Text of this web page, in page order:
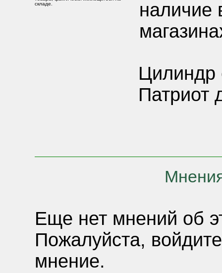
складе.
наличие
Цилиндр
Патриот
Еще нет мнений об
Пожалуйста,
мнение.